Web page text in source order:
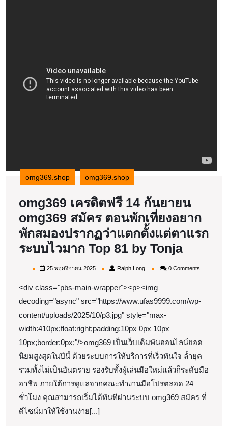
omg369.shop omg369.shop
omg369 เครดิตฟรี 14 กันยายน
omg369 สมัคร ตอนพักเที่ยงอยาก
พักสมองปรากฏว่าแตกตั้งแต่ตาแรก
ระบบไวมาก Top 81 by Tonja
เครดิต
กันยาย
สมัคร
ตอน
พัก
เที่ยง
อยาก
25 พฤศจิกายน 202525
Ralph LongRalph
0 Comments
<div class="pbs-main-wrapper"><p><img
decoding="async" src="https://www.ufas9999.com/wp-
content/uploads/2025/10/p3.jpg" style="max-
width:410px;float:right;padding:10px 0px 10px
10px;border:0px;"/>omg369 เป็นเว็บเดิมพันออนไลน์ยอด
นิยมสูงสุดในปีนี้ ด้วยระบบการให้บริการที่เร็วทันใจ ล้ำยุค
รวมทั้งไม่เป็นอันตราย รองรับทั้งผู้เล่นมือใหม่แล้วก็ระดับมือ
อาชีพ ภายใต้การดูแลจากคณะทำงานมือโปรตลอด 24
ชั่วโมง คุณสามารถเริ่มได้ทันทีผ่านระบบ omg369 สมัคร ที่
ดีไซน์มาให้ใช้งานง่าย[...]